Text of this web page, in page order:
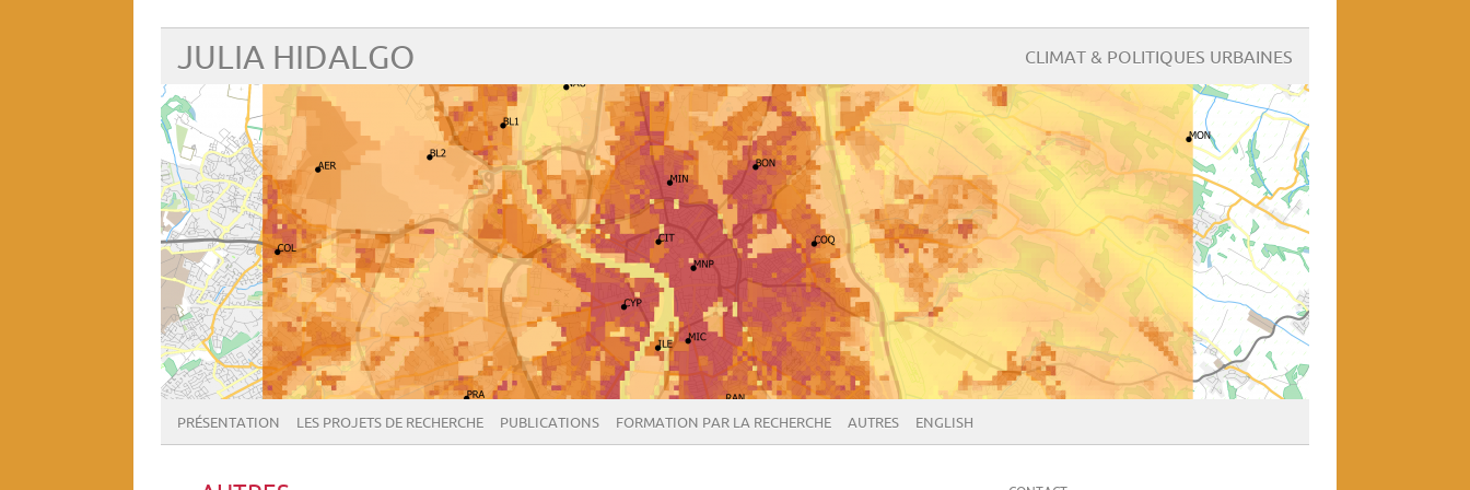
JULIA HIDALGO CLIMAT & POLITIQUES URBAINES
PRÉSENTATION LES PROJETS DE RECHERCHE PUBLICATIONS FORMATION PAR LA RECHERCHE AUTRES ENGLISH